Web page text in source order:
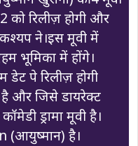
को रिलीज़ होगी और
ने।इस मूवी में
भूमिका में होंगे।
पे रिलीज़ होगी
है और जिसे डायरेक्ट
ड्रामा मूवी है।
(आयुष्मान) है।